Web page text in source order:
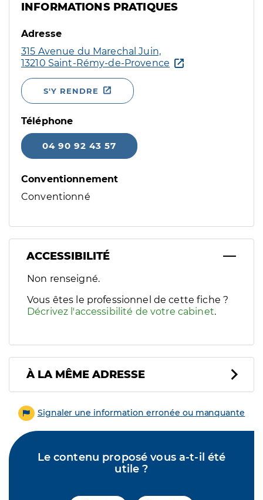
INFORMATIONS PRATIQUES
Adresse
315 Avenue du Marechal Juin,
13210 Saint-Rémy-de-Provence
S'Y RENDRE
Téléphone
04 90 92 43 57
Conventionnement
Conventionné
ACCESSIBILITÉ
Filtres
Sélectionnez un ou plusieurs handicaps/besoins
Non renseigné.
Vous êtes le professionnel de cette fiche ?
Décrivez l'accessibilité de votre cabinet.
À LA MÊME ADRESSE
Signaler une information erronée ou manquante
Le contenu proposé vous a-t-il été
utile ?